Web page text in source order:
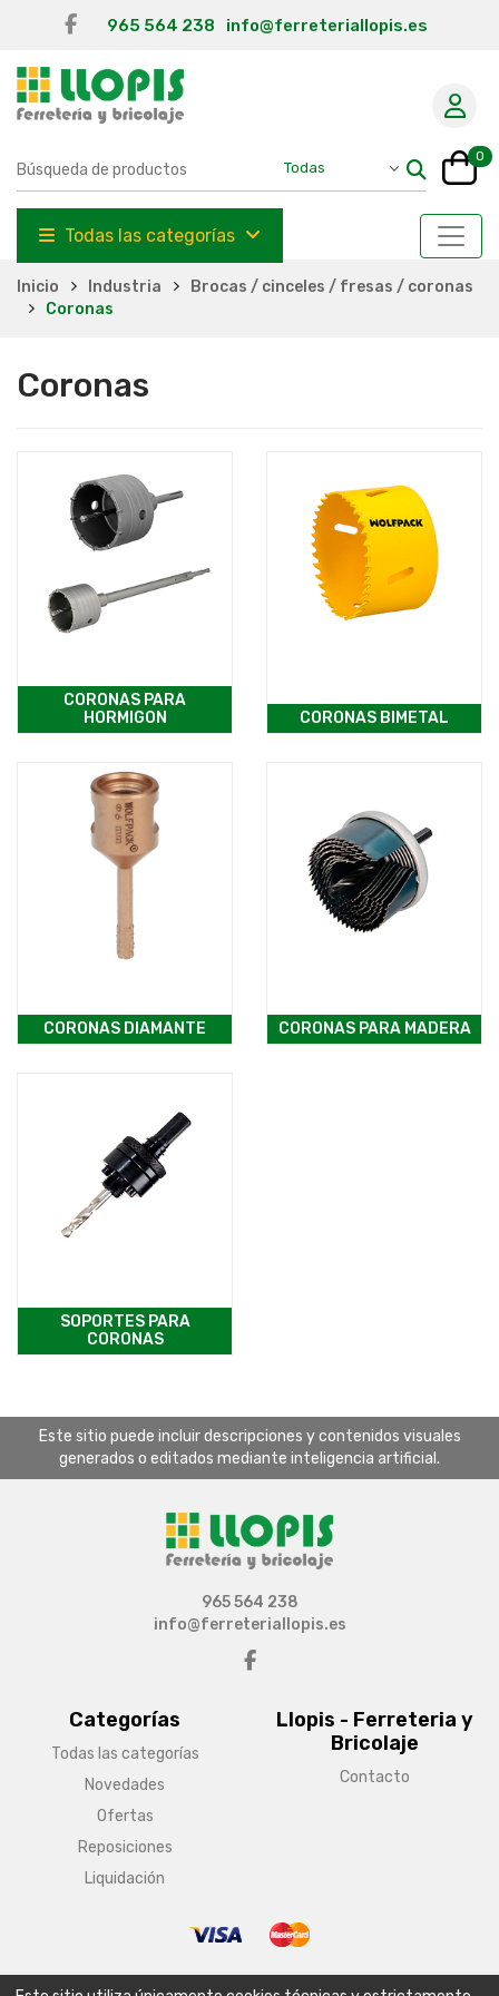
965 564 238 info@ferreteriallopis.es
0
Todas las categorías
Inicio Industria
Brocas / cinceles / fresas / coronas
Coronas
Coronas
CORONAS PARA
HORMIGON
CORONAS BIMETAL
CORONAS DIAMANTE CORONAS PARA MADERA
SOPORTES PARA
CORONAS
Este sitio puede incluir descripciones y contenidos visuales
generados o editados mediante inteligencia artificial.
Categorías
Todas las categorías
Novedades
Ofertas
Reposiciones
Liquidación
Llopis - Ferreteria y
Bricolaje
Contacto
965 564 238
info@ferreteriallopis.es